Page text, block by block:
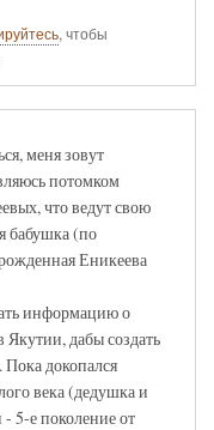
, чтобы
меня зовут
потомком
что ведут свою
бабушка (по
Еникеева
информацию о
дабы создать
Пока докопался
века (дедушка и
5-е поколение от